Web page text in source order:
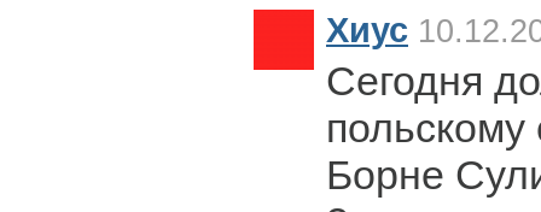
Хиус
Сегодня
польскому
Борне